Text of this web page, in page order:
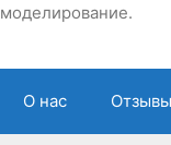
моделирование.
О нас Отзывы